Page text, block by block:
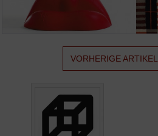
VORHERIGE